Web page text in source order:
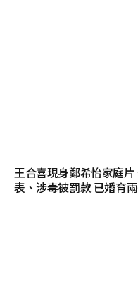
王合喜現身鄭希怡家庭
表、涉毒被罰款 已婚育